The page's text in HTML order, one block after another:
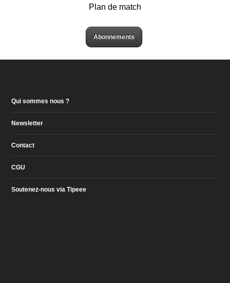
Plan de match
Abonnements
Qui sommes nous ?
Newsletter
Contact
CGU
Soutenez-nous via Tipeee